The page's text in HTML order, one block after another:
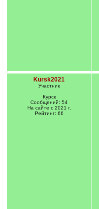
Kursk2021
Участник
Курск
Сообщений: 54
На сайте с 2021 г.
Рейтинг: 66